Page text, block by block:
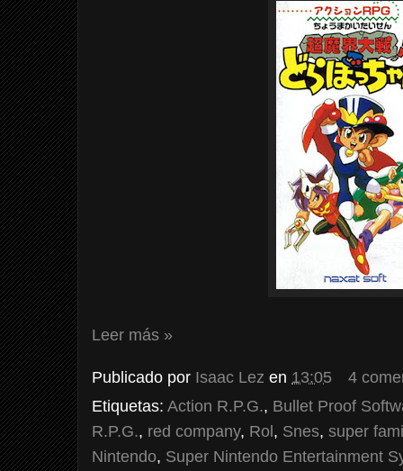
Leer más »
Publicado por Isaac Lez en 13:05
4
Etiquetas: Action R.P.G., Bullet Proof
R.P.G., red company, Rol, Snes, super
Nintendo, Super Nintendo Entertainment